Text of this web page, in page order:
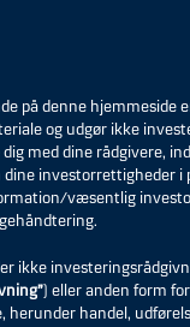
på denne hjemmeside
og udgør ikke
med dine rådgivere,
dine investorrettigheder i
væsentlig
ikke
) eller anden form for
herunder handel,